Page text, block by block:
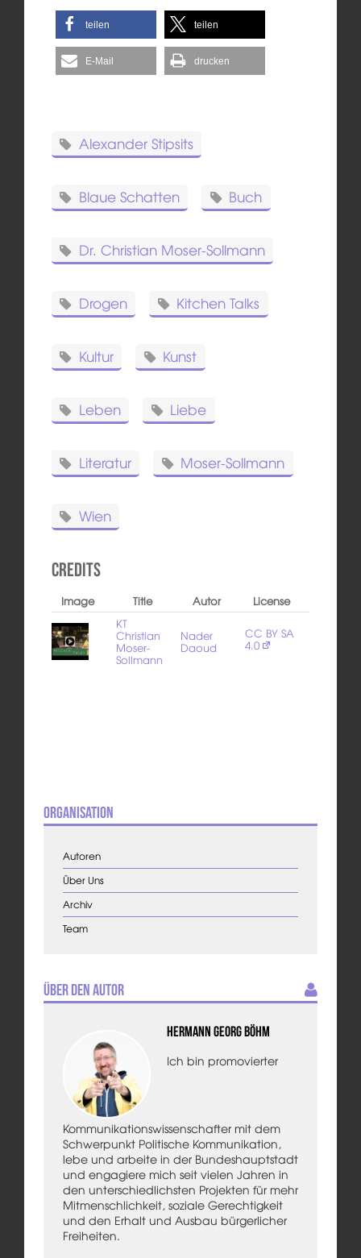
teilen teilen
E-Mail drucken
Alexander Stipsits
Blaue Schatten Buch
Dr. Christian Moser-Sollmann
Drogen Kitchen Talks
Kultur Kunst
Leben Liebe
Literatur Moser-Sollmann
Wien
Credits
Image Title Autor
License
KT
Christian
Moser-
Sollmann
Nader
Daoud
CC BY SA
4.0
Organisation
Autoren
Über Uns
Archiv
Team
Über den Autor
Hermann Georg Böhm
Ich bin promovierter
Kommunikationswissenschafter mit dem
Schwerpunkt Politische Kommunikation,
lebe und arbeite in der Bundeshauptstadt
und engagiere mich seit vielen Jahren in
den unterschiedlichsten Projekten für mehr
Mitmenschlichkeit, soziale Gerechtigkeit
und den Erhalt und Ausbau bürgerlicher
Freiheiten.